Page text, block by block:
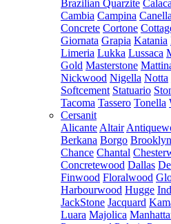
Brazilian Quarzite
Cambia Campina Canella
Concrete Cortone
Giornata Grapia Katania
Limeria Lukka Lussaca
Gold Masterstone
Nickwood Nigella Notta
Softcement Statuario
Tacoma Tassero Tonella
Cersanit
Alicante Altair
Berkana Borgo Brooklyn
Chance Chantal
Concretewood Dallas
Finwood Floralwood
Harbourwood Hugge
JackStone Jacquard
Luara Majolica